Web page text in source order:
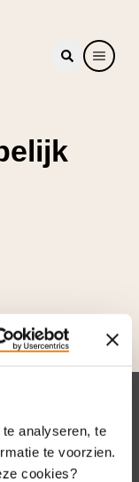
analyseren, te
te voorzien.
cookies?
raakt.